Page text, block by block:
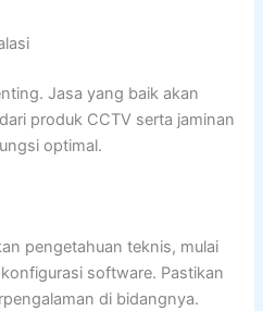
Jasa yang baik akan
produk CCTV serta jaminan
optimal.
pengetahuan teknis, mulai
software. Pastikan
di bidangnya.